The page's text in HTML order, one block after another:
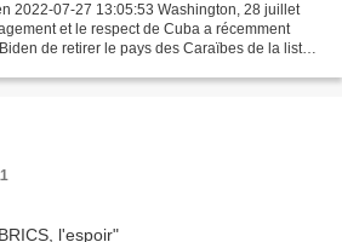
2022-07-27 13:05:53 Washington, 28 juillet
et le respect de Cuba a récemment
de retirer le pays des Caraïbes de la liste